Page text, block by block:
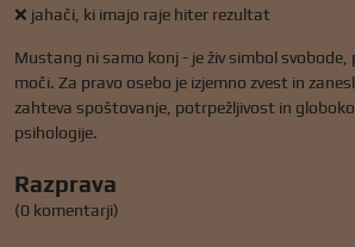
❌ jahači, ki imajo raje hiter rezultat
Mustang ni samo konj - je živ simbol svobode,
moči. Za pravo osebo je izjemno zvest in
zahteva spoštovanje, potrpežljivost in
psihologije.
Razprava
(0 komentarji)